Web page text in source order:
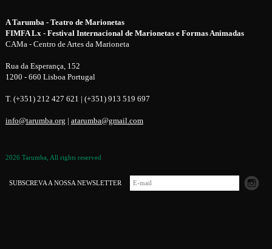
A Tarumba - Teatro de Marionetas
FIMFA Lx - Festival Internacional de Marionetas e Formas Animadas
CAMa - Centro de Artes da Marioneta
Rua da Esperança, 152
1200 - 660 Lisboa Portugal
T. (+351) 212 427 621 | (+351) 913 519 697
info@tarumba.org | atarumba@gmail.com
2026 Tarumba, All rights reserved
SUBSCREVA A NOSSA NEWSLETTER